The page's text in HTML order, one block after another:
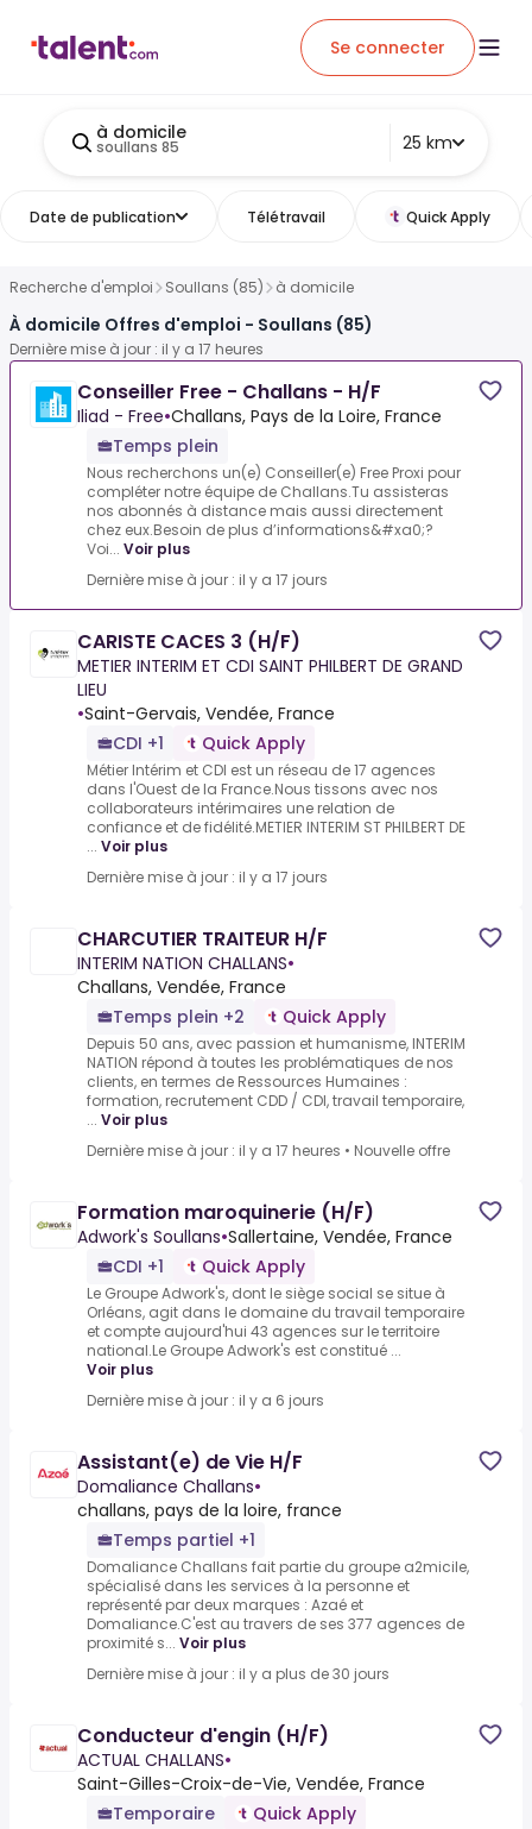
Se connecter
à domicile
soullans 85 25 km
Date de publication Télétravail Quick Apply
Recherche d'emploi Soullans (85) à domicile
À domicile Offres d'emploi - Soullans (85)
Dernière mise à jour : il y a 17 heures
Conseiller Free - Challans - H/F
Iliad - Free•Challans, Pays de la Loire, France
Temps plein
Nous recherchons un(e) Conseiller(e) Free Proxi pour
compléter notre équipe de Challans.Tu assisteras
nos abonnés à distance mais aussi directement
chez eux.Besoin de plus d’informations&#xa0;?
Voi... Voir plus
Dernière mise à jour : il y a 17 jours
CARISTE CACES 3 (H/F)
METIER INTERIM ET CDI SAINT PHILBERT DE GRAND
LIEU
•Saint-Gervais, Vendée, France
CDI +1
Quick Apply
Métier Intérim et CDI est un réseau de 17 agences
dans l'Ouest de la France.Nous tissons avec nos
collaborateurs intérimaires une relation de
confiance et de fidélité.METIER INTERIM ST PHILBERT DE
... Voir plus
Dernière mise à jour : il y a 17 jours
CHARCUTIER TRAITEUR H/F
INTERIM NATION CHALLANS•
Challans, Vendée, France
Temps plein +2
Quick Apply
Depuis 50 ans, avec passion et humanisme, INTERIM
NATION répond à toutes les problématiques de nos
clients, en termes de Ressources Humaines :
formation, recrutement CDD / CDI, travail temporaire,
... Voir plus
Dernière mise à jour : il y a 17 heures • Nouvelle offre
Formation maroquinerie (H/F)
Adwork's Soullans•Sallertaine, Vendée, France
CDI +1
Quick Apply
Le Groupe Adwork's, dont le siège social se situe à
Orléans, agit dans le domaine du travail temporaire
et compte aujourd'hui 43 agences sur le territoire
national.Le Groupe Adwork's est constitué ...
Voir plus
Dernière mise à jour : il y a 6 jours
Assistant(e) de Vie H/F
Domaliance Challans•
challans, pays de la loire, france
Temps partiel +1
Domaliance Challans fait partie du groupe a2micile,
spécialisé dans les services à la personne et
représenté par deux marques : Azaé et
Domaliance.C'est au travers de ses 377 agences de
proximité s... Voir plus
Dernière mise à jour : il y a plus de 30 jours
Conducteur d'engin (H/F)
ACTUAL CHALLANS•
Saint-Gilles-Croix-de-Vie, Vendée, France
Temporaire
Quick Apply